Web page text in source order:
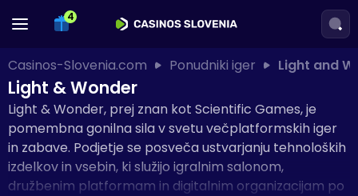
Casinos-Slovenia.com Ponudniki iger Light and
Light & Wonder
Light & Wonder, prej znan kot Scientific Games, je
pomembna gonilna sila v svetu večplatformskih iger
in zabave. Podjetje se posveča ustvarjanju tehnoloških
izdelkov in vsebin, ki služijo igralnim salonom,
družbenim platformam in digitalnim organizacijam po